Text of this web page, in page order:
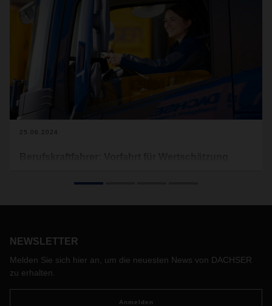
25.06.2024
Road Transport Union (IRU): Der Speditionsbranche geht
Frachtführer in Europa klagen, dass sie große Probleme bei
der Einstellung von Lkw-Fahrern haben.
NEWSLETTER
Melden Sie sich hier an, um die neuesten News von DACHSER
zu erhalten.
Anmelden